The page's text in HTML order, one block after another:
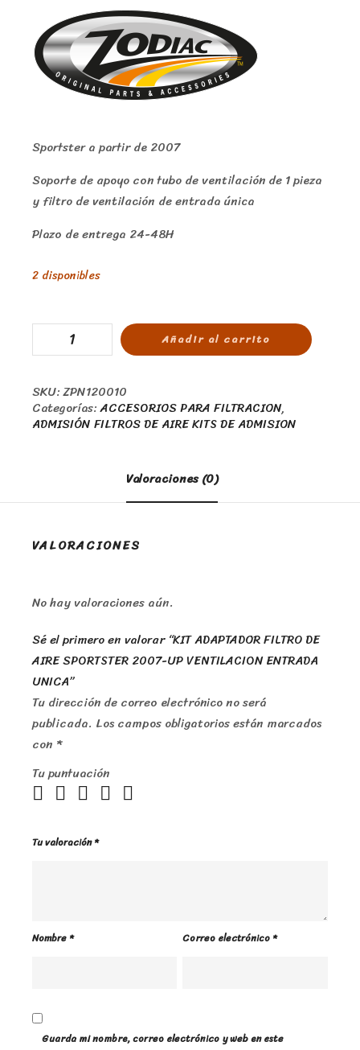
Sportster a partir de 2007
Soporte de apoyo con tubo de ventilación de 1 pieza
y filtro de ventilación de entrada única
Plazo de entrega 24-48H
2 disponibles
Añadir al carrito
SKU:ZPN120010
Categorías:ACCESORIOS PARA FILTRACION,
ADMISIÓN FILTROS DE AIRE KITS DE ADMISION
Valoraciones (0)
VALORACIONES
No hay valoraciones aún.
Sé el primero en valorar “KIT ADAPTADOR FILTRO DE
AIRE SPORTSTER 2007-UP VENTILACION ENTRADA
UNICA”
Tu dirección de correo electrónico no será
publicada. Los campos obligatorios están marcados
con *
Tu puntuación
Tu valoración*
Nombre* Correo electrónico*
Guarda mi nombre, correo electrónico y web en este